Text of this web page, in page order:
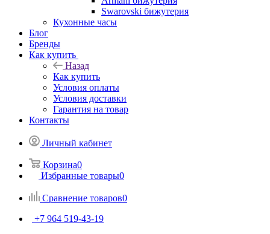
Swarovski бижутерия
Кухонные часы
Блог
Бренды
Как купить
Назад
Как купить
Условия оплаты
Условия доставки
Гарантия на товар
Контакты
Личный кабинет
Корзина0
Избранные товары0
Сравнение товаров0
+7 964 519-43-19